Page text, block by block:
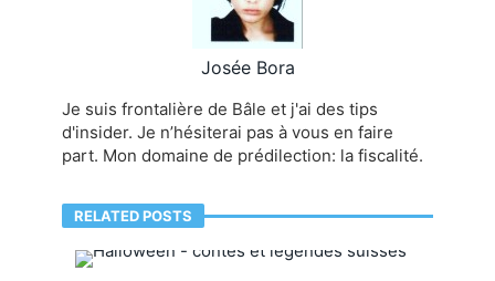
Josée Bora
Je suis frontalière de Bâle et j'ai des tips
d'insider. Je n’hésiterai pas à vous en faire
part. Mon domaine de prédilection: la fiscalité.
RELATED POSTS